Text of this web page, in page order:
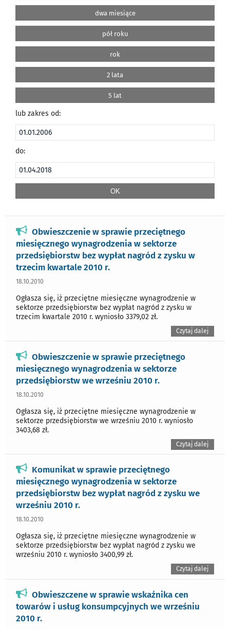
dwa miesiące
pół roku
rok
2 lata
5 lat
lub zakres od:
do:
Obwieszczenie w sprawie przeciętnego
miesięcznego wynagrodzenia w sektorze
przedsiębiorstw bez wypłat nagród z zysku w
trzecim kwartale 2010 r.
18.10.2010
Ogłasza się, iż przeciętne miesięczne wynagrodzenie w
sektorze przedsiębiorstw bez wypłat nagród z zysku w
trzecim kwartale 2010 r. wyniosło 3379,02 zł.
Czytaj dalej
Obwieszczenie w sprawie przeciętnego
miesięcznego wynagrodzenia w sektorze
przedsiębiorstw we wrześniu 2010 r.
18.10.2010
Ogłasza się, iż przeciętne miesięczne wynagrodzenie w
sektorze przedsiębiorstw we wrześniu 2010 r. wyniosło
3403,68 zł.
Czytaj dalej
Komunikat w sprawie przeciętnego
miesięcznego wynagrodzenia w sektorze
przedsiębiorstw bez wypłat nagród z zysku we
wrześniu 2010 r.
18.10.2010
Ogłasza się, iż przeciętne miesięczne wynagrodzenie w
sektorze przedsiębiorstw bez wypłat nagród z zysku we
wrześniu 2010 r. wyniosło 3400,99 zł.
Czytaj dalej
Obwieszczene w sprawie wskaźnika cen
towarów i usług konsumpcyjnych we wrześniu
2010 r.